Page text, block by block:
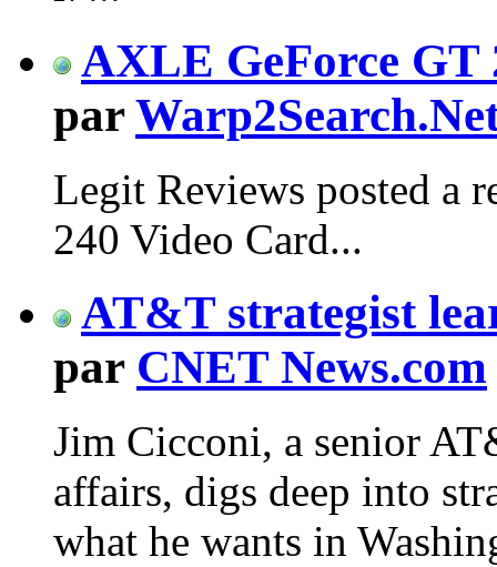
AXLE GeForce GT
par
Legit Reviews posted a
240 Video Card...
AT&T strategist
par CNET News.com
Jim Cicconi, a senior
affairs, digs deep into
what he wants in